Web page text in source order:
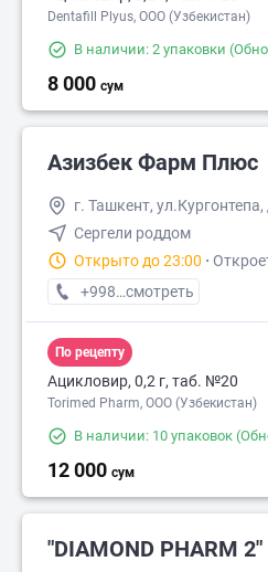
Dentafill Plyus, ООО (Узбекистан)
В наличии: 2 упаковки
8 000 сум
Азизбек Фарм Плюс
г. Ташкент,
Сергели роддом
Открыто до 23:00 ·
+998 (94) XXX-XX-XX
смотреть
По рецепту
Ацикловир, 0,2 г, таб. №20
Torimed Pharm, OOO (Узбекистан)
В наличии: 10 упаковок
12 000 сум
"DIAMOND PHARM 2"